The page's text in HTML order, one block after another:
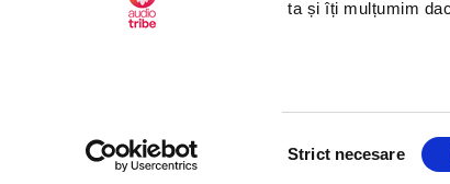
ta și îți mulțumim
Strict necesare
©2026 Nemo EPG